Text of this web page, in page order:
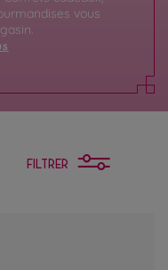
vous
FILTRER